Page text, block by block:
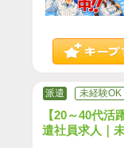
派遣 未経験OK
【20～40代活
遣社員求人｜